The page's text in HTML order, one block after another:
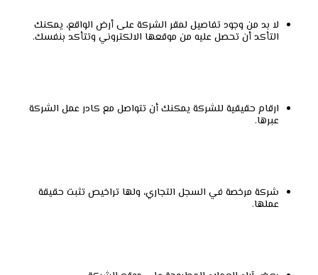
لا بد من وجود تفاصيل لمقر الشركة على أرض الواقع، يمكنك
التأكد أن تحصل عليه من موقعها الالكتروني وتتأكد بنفسك.
ارقام حقيقية للشركة يمكنك أن تتواصل مع كادر عمل الشركة
عبرها.
شركة مرخصة في السجل التجاري، ولها تراخيص تثبت حقيقة
عملها.